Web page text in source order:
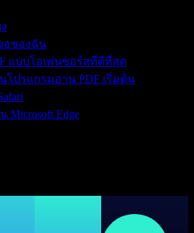
อของฉัน
แบบโอเพ่นซอร์สที่ดีที่สุด
โปรแกรมอ่าน PDF เริ่มต้น
Microsoft Edge